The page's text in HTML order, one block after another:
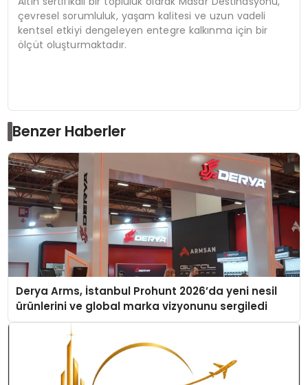
çevresel sorumluluk, yaşam kalitesi ve uzun vadeli
kentsel etkiyi dengeleyen entegre kalkınma için bir
ölçüt oluşturmaktadır.
Benzer Haberler
Derya Arms, İstanbul Prohunt 2026’da yeni nesil
ürünlerini ve global marka vizyonunu sergiledi